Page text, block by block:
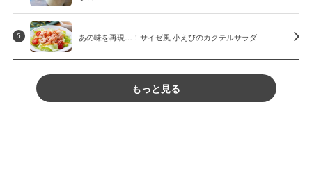
5 あの味を再現…！サイゼ風 小えびのカクテルサラダ
もっと見る